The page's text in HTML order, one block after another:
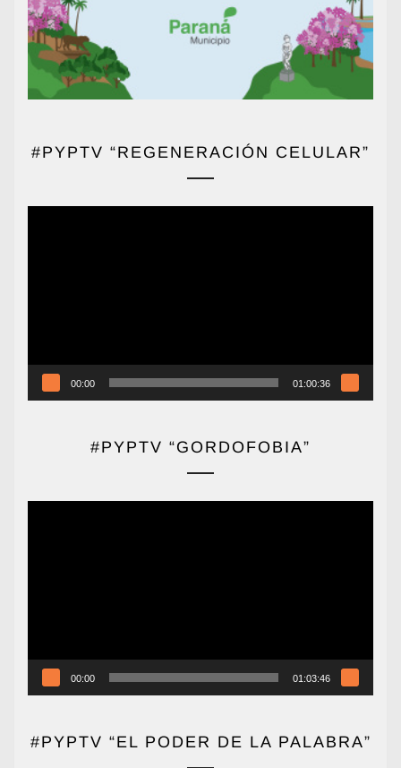
#PYPTV “REGENERACIÓN CELULAR”
00:00 01:00:36
#PYPTV “GORDOFOBIA”
00:00 01:03:46
#PYPTV “EL PODER DE LA PALABRA”